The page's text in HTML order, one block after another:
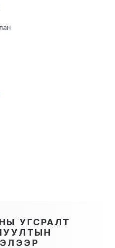
УГСРАЛТ